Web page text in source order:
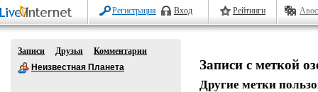
Регистрация Вход Рейтинги
Записи Друзья
Комментарии
Неизвестная Планета
Записи с меткой
Другие метки